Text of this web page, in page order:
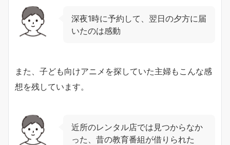
深夜1時に予約して、翌日の夕方に届
いたのは感動
また、子ども向けアニメを探していた主婦もこんな感
想を残しています。
近所のレンタル店では見つからなか
った、昔の教育番組が借りられた